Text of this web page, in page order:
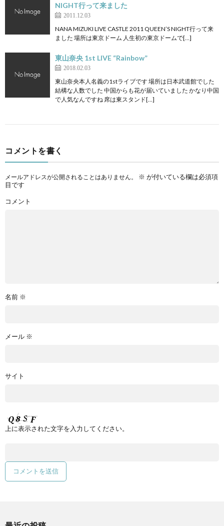
NIGHT行って来ました
2011.12.03
NANA MIZUKI LIVE CASTLE 2011 QUEEN’S NIGHT行って来
ました 場所は東京ドーム 人生初の東京ドームで[…]
東山奈央 1st LIVE “Rainbow”
2018.02.03
東山奈央本人名義の1stライブです 場所は日本武道館でした
結構な人数でした 中国からも花が届いていました かなり中国
で人気なんですね 席は東スタンド[…]
コメントを書く
メールアドレスが公開されることはありません。 ※ が付いている欄は必須項
目です
コメント
名前 ※
メール ※
サイト
上に表示された文字を入力してください。